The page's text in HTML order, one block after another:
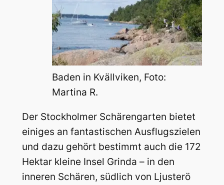
Baden in Kvällviken, Foto:
Martina R.
Der Stockholmer Schärengarten bietet
einiges an fantastischen Ausflugszielen
und dazu gehört bestimmt auch die 172
Hektar kleine Insel Grinda – in den
inneren Schären, südlich von Ljusterö